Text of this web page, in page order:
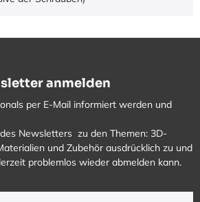
anmelden
per E-Mail informiert werden und
Newsletters zu den Themen: 3D-
und Zubehör ausdrücklich zu und
problemlos wieder abmelden kann.